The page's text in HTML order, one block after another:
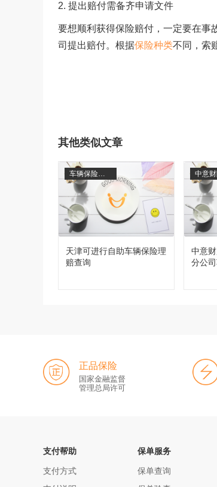
2. 提出赔付需备齐申请文件
要想顺利获得保险赔付，一定要在事
司提出赔付。根据保险种类不同，索
其他类似文章
天津可进行自助车辆保险理
赔查询
车辆保险理赔查询
中意
分公
中意
正品保险
国家金融监督
管理总局许可
支付帮助
支付方式
保单服务
保单查询